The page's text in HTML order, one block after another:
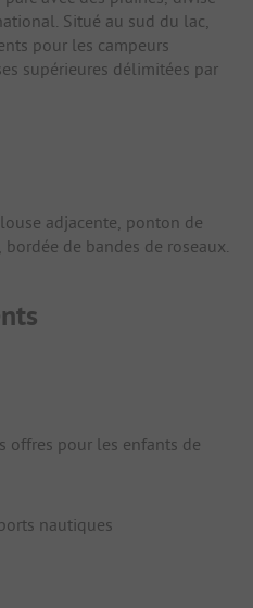
Situé au sud du lac,
pour les campeurs
supérieures délimitées par
adjacente, ponton de
de bandes de roseaux.
offres pour les enfants de
nautiques